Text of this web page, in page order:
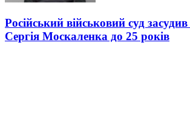
Російський військовий суд
Сергія Москаленка до 25 років